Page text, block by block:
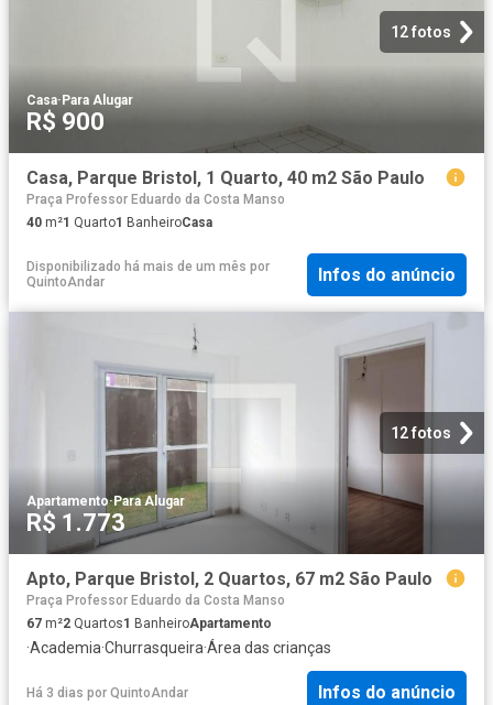
12 fotos
Casa· Para Alugar
R$ 900
Casa, Parque Bristol, 1 Quarto, 40 m2 São Paulo
Praça Professor Eduardo da Costa Manso
40 m²1 Quarto1 BanheiroCasa
Disponibilizado há mais de um mês por
QuintoAndar
Infos do anúncio
12 fotos
Apartamento·Para Alugar
R$ 1.773
Apto, Parque Bristol, 2 Quartos, 67 m2 São Paulo
Praça Professor Eduardo da Costa Manso
67 m²2 Quartos1 BanheiroApartamento
·Academia·Churrasqueira·Área das crianças
Há 3 dias por QuintoAndar Infos do anúncio